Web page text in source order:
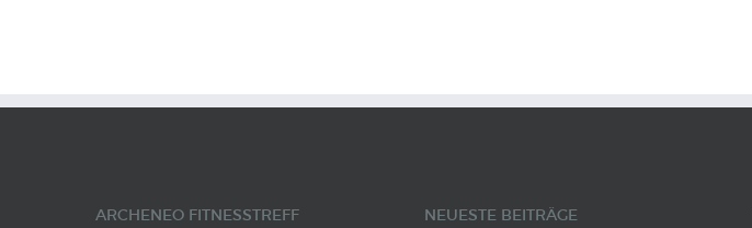
ARCHENEO FITNESSTREFF NEUESTE BEITRÄGE